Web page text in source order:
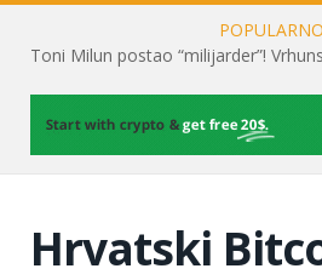
POPULARNO
Hrvatski